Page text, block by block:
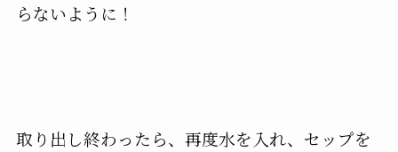
らないように！
取り出し終わったら、再度水を入れ、セップを